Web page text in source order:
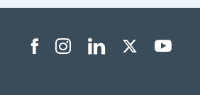
Menu liens sociaux